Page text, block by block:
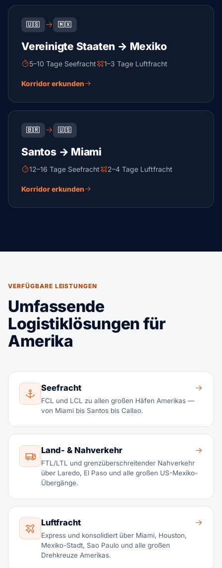
🇺🇸 🇲🇽
Vereinigte Staaten → Mexiko
5–10 Tage Seefracht 1–3 Tage Luftfracht
Korridor erkunden
🇧🇷 🇺🇸
Santos → Miami
12–16 Tage Seefracht 2–4 Tage Luftfracht
Korridor erkunden
VERFÜGBARE LEISTUNGEN
Umfassende
Logistiklösungen für
Amerika
Seefracht
FCL und LCL zu allen großen Häfen Amerikas —
von Miami bis Santos bis Callao.
Land- & Nahverkehr
FTL/LTL und grenzüberschreitender Nahverkehr
über Laredo, El Paso und alle großen US-Mexiko-
Übergänge.
Luftfracht
Express und konsolidiert über Miami, Houston,
Mexiko-Stadt, Sao Paulo und alle großen
Drehkreuze Amerikas.